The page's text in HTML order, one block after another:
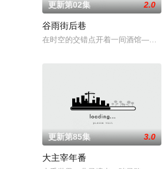
更新第02集 2.0
谷雨街后巷
在时空的交错点开着一间酒馆——谷
更新第85集 3.0
大主宰年番